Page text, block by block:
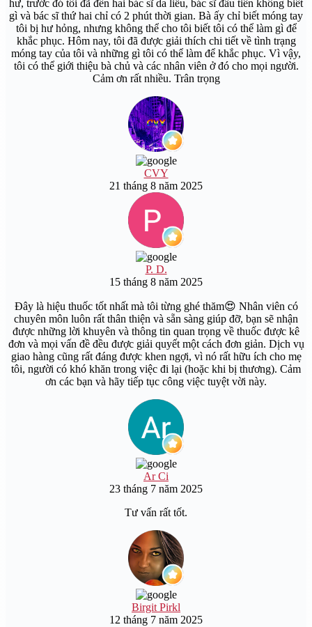
hư, trước đó tôi đã đến hai bác sĩ da liễu, bác sĩ đầu tiên không biết
gì và bác sĩ thứ hai chỉ có 2 phút thời gian. Bà ấy chỉ biết móng tay
tôi bị hư hỏng, nhưng không thể cho tôi biết tôi có thể làm gì để
khắc phục. Hôm nay, tôi đã được giải thích chi tiết về tình trạng
móng tay của tôi và những gì tôi có thể làm để khắc phục. Vì vậy,
tôi có thể giới thiệu bà chủ và các nhân viên ở đó cho mọi người.
Cảm ơn rất nhiều. Trân trọng
CVY
21 tháng 8 năm 2025
P. D.
15 tháng 8 năm 2025
Đây là hiệu thuốc tốt nhất mà tôi từng ghé thăm😍 Nhân viên có
chuyên môn luôn rất thân thiện và sẵn sàng giúp đỡ, bạn sẽ nhận
được những lời khuyên và thông tin quan trọng về thuốc được kê
đơn và mọi vấn đề đều được giải quyết một cách đơn giản. Dịch vụ
giao hàng cũng rất đáng được khen ngợi, vì nó rất hữu ích cho mẹ
tôi, người có khó khăn trong việc đi lại (hoặc khi bị thương). Cảm
ơn các bạn và hãy tiếp tục công việc tuyệt vời này.
Ar Ci
23 tháng 7 năm 2025
Tư vấn rất tốt.
Birgit Pirkl
12 tháng 7 năm 2025